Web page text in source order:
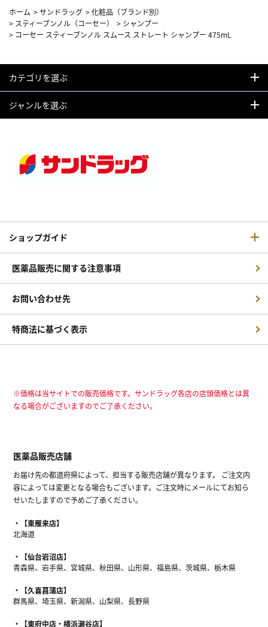
ホーム >サンドラッグ >化粧品（ブランド別）
> スティーブンノル（コーセー） > シャンプー
> コーセー スティーブンノル スムース ストレート シャンプー 475mL
カテゴリを選ぶ
ジャンルを選ぶ
ショップガイド
医薬品販売に関する注意事項
お問い合わせ先
特商法に基づく表示
※価格は当サイトでの販売価格です。サンドラッグ各店の店頭価格とは異
なる場合がございますのでご了承ください。
医薬品販売店舗
お届け先の都道府県によって、担当する販売店舗が異なります。 ご注文内
容によっては変更となる場合もございます。ご注文時にメールにてお知ら
せいたしますので予めご了承ください。
【東雁来店】
北海道
【仙台岩沼店】
青森県、岩手県、宮城県、秋田県、山形県、福島県、茨城県、栃木県
【久喜菖蒲店】
群馬県、埼玉県、新潟県、山梨県、長野県
【東府中店・横浜瀬谷店】